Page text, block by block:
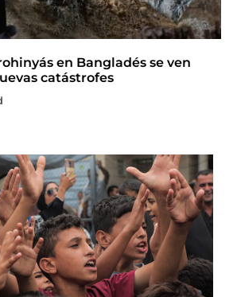
en Bangladés se ven
catástrofes